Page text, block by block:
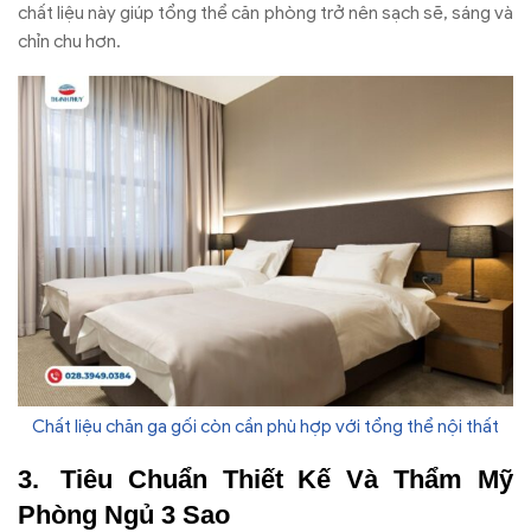
chất liệu này giúp tổng thể căn phòng trở nên sạch sẽ, sáng và
chỉn chu hơn.
Chất liệu chăn ga gối còn cần phù hợp với tổng thể nội thất
Tiêu Chuẩn Thiết Kế Và Thẩm Mỹ
Phòng Ngủ 3 Sao